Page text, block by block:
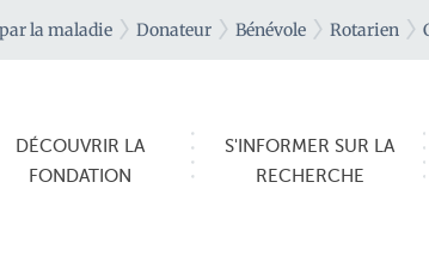
la maladie Donateur Bénévole Rotarien
DÉCOUVRIR LA
FONDATION
S'INFORMER SUR LA
RECHERCHE